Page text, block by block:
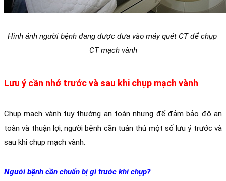
Hình ảnh người bệnh đang được đưa vào máy quét CT để chụp
CT mạch vành
Lưu ý cần nhớ trước và sau khi chụp mạch vành
Chụp mạch vành tuy thường an toàn nhưng để đảm bảo độ an
toàn và thuận lợi, người bệnh cần tuân thủ một số lưu ý trước và
sau khi chụp mạch vành.
Người bệnh cần chuẩn bị gì trước khi chụp?